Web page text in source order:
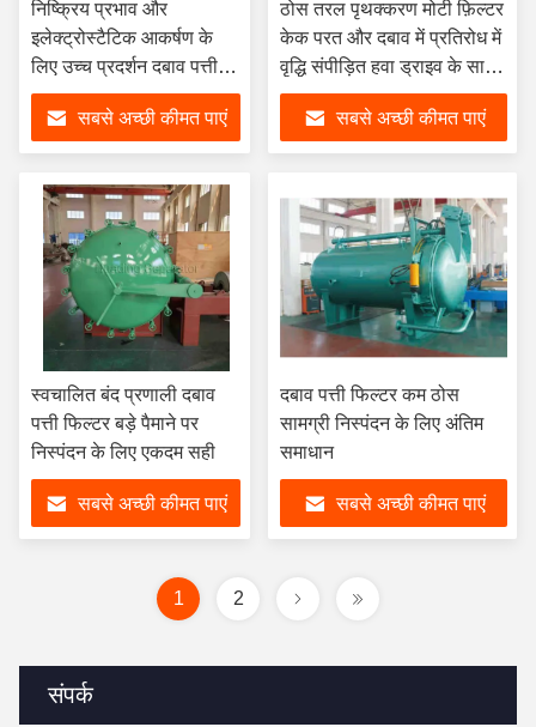
संपर्क
निष्क्रिय प्रभाव और
इलेक्ट्रोस्टैटिक आकर्षण के
लिए उच्च प्रदर्शन दबाव पत्ती
फिल्टर
सबसे अच्छी कीमत पाएं
ठोस तरल पृथक्करण मोटी फ़िल्टर
केक परत और दबाव में प्रतिरोध में
वृद्धि संपीड़ित हवा ड्राइव के साथ
पत्ती फ़िल्टर
सबसे अच्छी कीमत पाएं
स्वचालित बंद प्रणाली दबाव
पत्ती फिल्टर बड़े पैमाने पर
निस्पंदन के लिए एकदम सही
सबसे अच्छी कीमत पाएं
दबाव पत्ती फिल्टर कम ठोस
सामग्री निस्पंदन के लिए अंतिम
समाधान
सबसे अच्छी कीमत पाएं
1 2